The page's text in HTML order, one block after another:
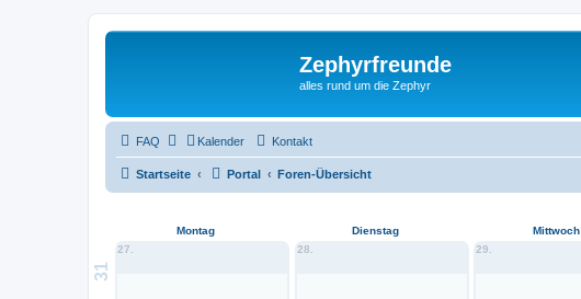
Zephyrfreunde
alles rund um die Zephyr
FAQ Kalender Kontakt
Startseite Portal Foren-Übersicht
Montag Dienstag Mittwoch
31
27. 28. 29.